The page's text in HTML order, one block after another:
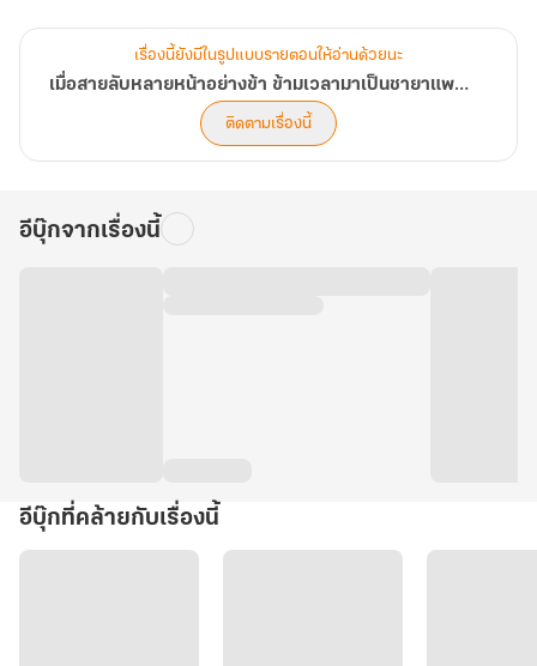
ครอบครัวอนุตั้งตนเป็นใหญ่ พี่ชายโดนวางยาจนตาบอด มารดาตายอย่าง
ไม่เป็นธรรม
มิหนำซ้ำพอฟื้นขึ้นมาแล้ว นางจะต้องแต่งงานกับซื่อจื่อโง่เขลา
ปัญญาอ่อนอีก!
ฉะนั้นเพียงฆ่าทิ้งก็สิ้นเรื่อง!
อีกทั้งนางมีวิชาแพทย์ติดตัว เหตุใดต้องกลัวคนพวกนั้นอีก
เรื่องนี้ยังมีในรูปแบบรายตอนให้อ่านด้วยนะ
เมื่อสายลับหลายหน้าอย่างข้า ข้ามเวลามาเป็นชายาแพทย์ยืนหนึ่ง (นิยายแปล)
ติดตามเรื่องนี้
อีบุ๊กจากเรื่องนี้
อีบุ๊กที่คล้ายกับเรื่องนี้